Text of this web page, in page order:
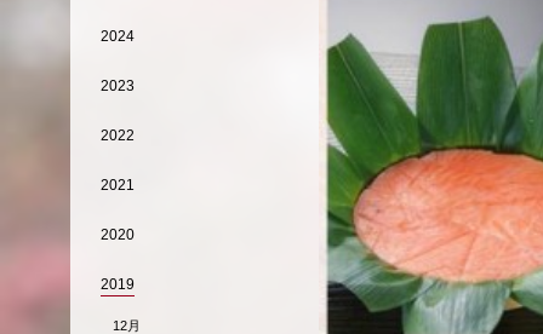
2024
2023
2022
2021
2020
2019
12月